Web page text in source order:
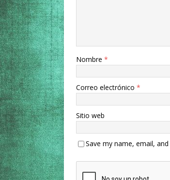
Nombre *
Correo electrónico *
Sitio web
Save my name, email,